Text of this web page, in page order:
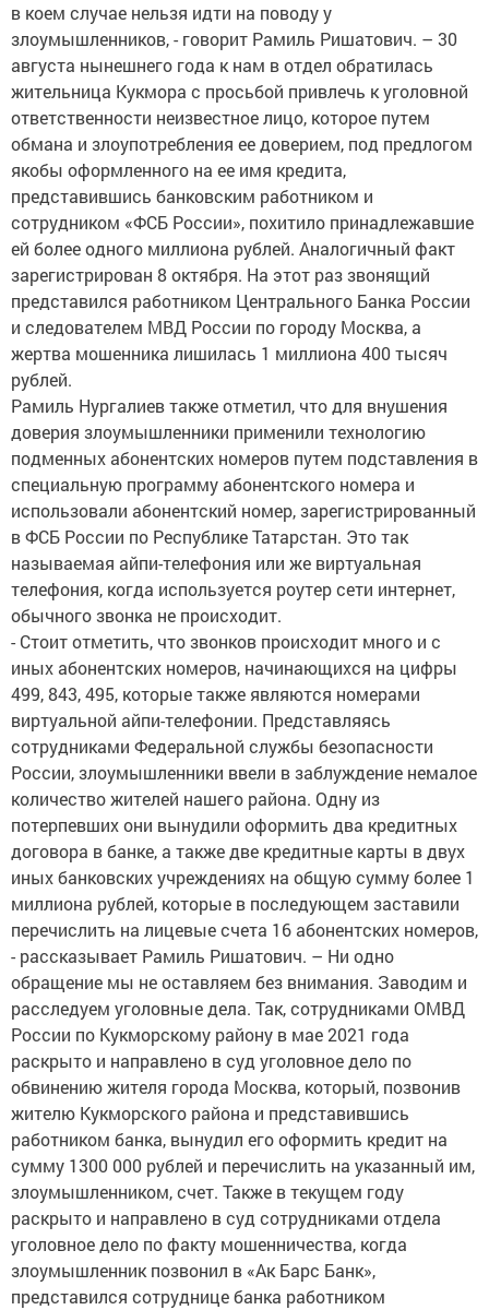
в коем случае нельзя идти на поводу у
злоумышленников, - говорит Рамиль Ришатович. – 30
августа нынешнего года к нам в отдел обратилась
жительница Кукмора с просьбой привлечь к уголовной
ответственности неизвестное лицо, которое путем
обмана и злоупотребления ее доверием, под предлогом
якобы оформленного на ее имя кредита,
представившись банковским работником и
сотрудником «ФСБ России», похитило принадлежавшие
ей более одного миллиона рублей. Аналогичный факт
зарегистрирован 8 октября. На этот раз звонящий
представился работником Центрального Банка России
и следователем МВД России по городу Москва, а
жертва мошенника лишилась 1 миллиона 400 тысяч
рублей.
Рамиль Нургалиев также отметил, что для внушения
доверия злоумышленники применили технологию
подменных абонентских номеров путем подставления в
специальную программу абонентского номера и
использовали абонентский номер, зарегистрированный
в ФСБ России по Республике Татарстан. Это так
называемая айпи-телефония или же виртуальная
телефония, когда используется роутер сети интернет,
обычного звонка не происходит.
- Стоит отметить, что звонков происходит много и с
иных абонентских номеров, начинающихся на цифры
499, 843, 495, которые также являются номерами
виртуальной айпи-телефонии. Представляясь
сотрудниками Федеральной службы безопасности
России, злоумышленники ввели в заблуждение немалое
количество жителей нашего района. Одну из
потерпевших они вынудили оформить два кредитных
договора в банке, а также две кредитные карты в двух
иных банковских учреждениях на общую сумму более 1
миллиона рублей, которые в последующем заставили
перечислить на лицевые счета 16 абонентских номеров,
- рассказывает Рамиль Ришатович. – Ни одно
обращение мы не оставляем без внимания. Заводим и
расследуем уголовные дела. Так, сотрудниками ОМВД
России по Кукморскому району в мае 2021 года
раскрыто и направлено в суд уголовное дело по
обвинению жителя города Москва, который, позвонив
жителю Кукморского района и представившись
работником банка, вынудил его оформить кредит на
сумму 1300 000 рублей и перечислить на указанный им,
злоумышленником, счет. Также в текущем году
раскрыто и направлено в суд сотрудниками отдела
уголовное дело по факту мошенничества, когда
злоумышленник позвонил в «Ак Барс Банк»,
представился сотруднице банка работником